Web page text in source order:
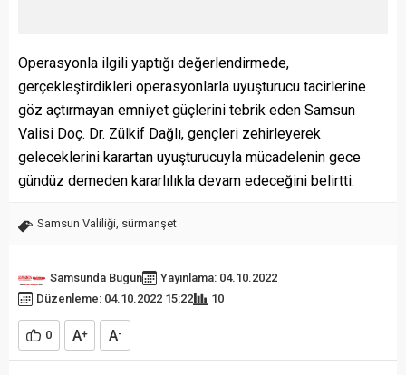
Operasyonla ilgili yaptığı değerlendirmede,
gerçekleştirdikleri operasyonlarla uyuşturucu tacirlerine
göz açtırmayan emniyet güçlerini tebrik eden Samsun
Valisi Doç. Dr. Zülkif Dağlı, gençleri zehirleyerek
geleceklerini karartan uyuşturucuyla mücadelenin gece
gündüz demeden kararlılıkla devam edeceğini belirtti.
Samsun Valiliği, sürmanşet
Samsunda Bugün
Yayınlama: 04.10.2022
Düzenleme: 04.10.2022 15:22
10
0 A+ A-